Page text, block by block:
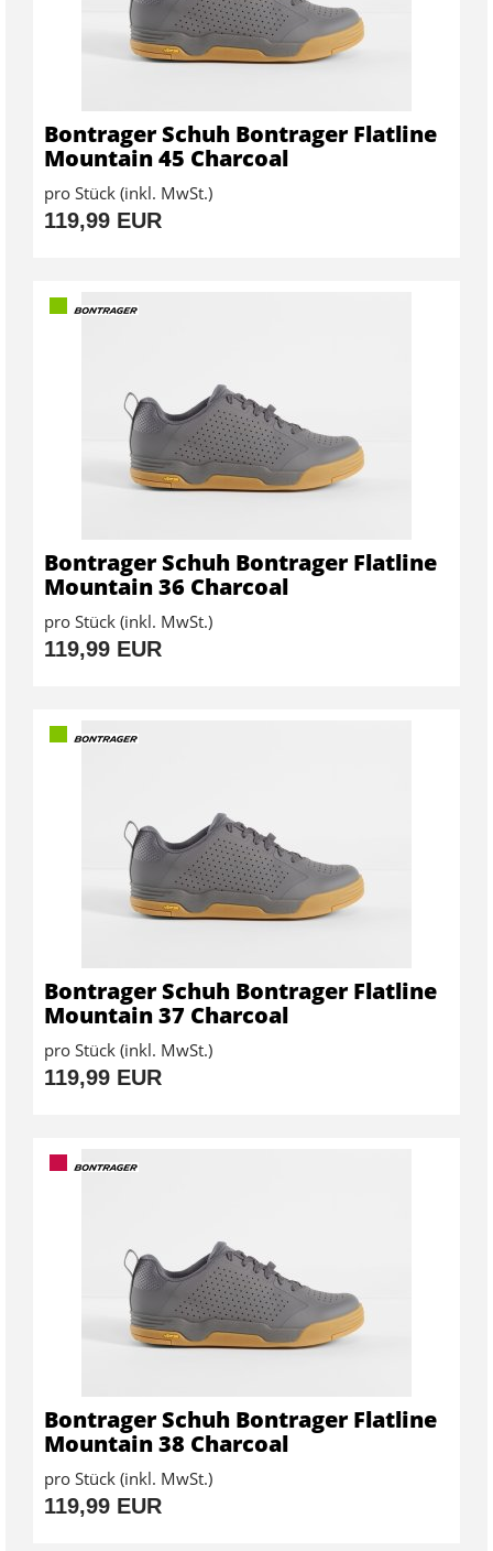
Bontrager Schuh Bontrager Flatline
Mountain 45 Charcoal
pro Stück (inkl. MwSt.)
119,99 EUR
Bontrager Schuh Bontrager Flatline
Mountain 36 Charcoal
pro Stück (inkl. MwSt.)
119,99 EUR
Bontrager Schuh Bontrager Flatline
Mountain 37 Charcoal
pro Stück (inkl. MwSt.)
119,99 EUR
Bontrager Schuh Bontrager Flatline
Mountain 38 Charcoal
pro Stück (inkl. MwSt.)
119,99 EUR